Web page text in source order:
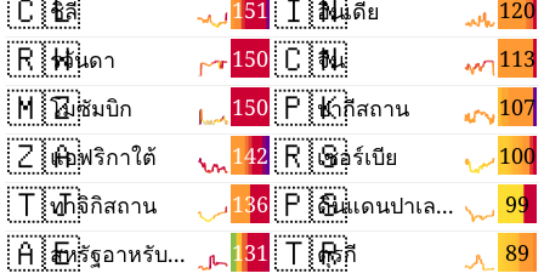
151
ชิลี
🇷🇼 150
รวันดา
🇲🇿 150
โมซัมบิก
🇿🇦 142
แอฟริกาใต้
🇹🇯 136
ทาจิกิสถาน
🇦🇪 131
สหรัฐอาหรับเอมิเรตส์
120
อินเดีย
🇨🇳 113
จีน
🇵🇰 107
ปากีสถาน
🇷🇸 100
เซอร์เบีย
🇵🇸 99
ดินแดนปาเลสไตน์
🇹🇷 89
ตุรกี